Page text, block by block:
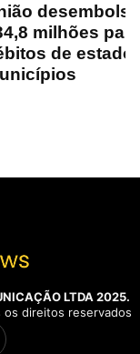
milhões
de
LTDA 2025.
os direitos reservados